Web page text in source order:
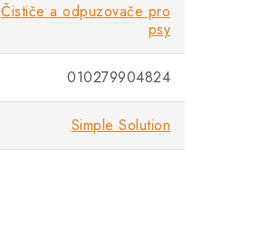
Čističe a odpuzovače pro
psy
010279904824
Simple Solution